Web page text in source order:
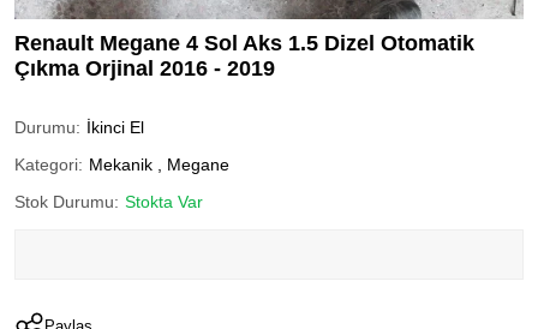
Renault Megane 4 Sol Aks 1.5 Dizel Otomatik
Çıkma Orjinal 2016 - 2019
Durumu: İkinci El
Kategori: Mekanik
Megane
Stok Durumu: Stokta Var